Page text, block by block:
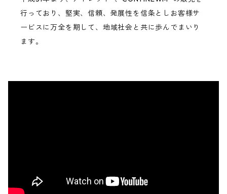
行っており、堅実、信頼、発展性を信条としお客様サ
ービスに万全を期して、地域社会と共に歩んでまいり
ます。